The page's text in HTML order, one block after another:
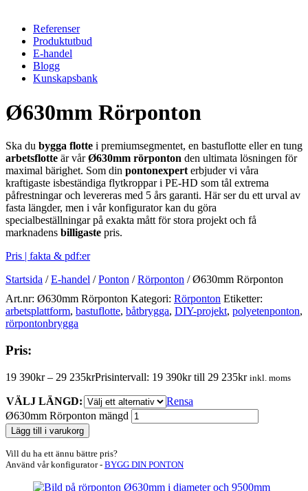
Referenser
Produktutbud
E-handel
Blogg
Kunskapsbank
Ø630mm Rörponton
Ska du bygga flotte i premiumsegmentet, en bastuflotte eller en tung
arbetsflotte är vårØ630mm rörponton den ultimata lösningen för
maximal bärighet. Som din pontonexpert erbjuder vi våra
kraftigaste isbeständiga flytkroppar i PE-HD som tål extrema
påfrestningar och levereras med 5 års garanti. Här ser du ett urval av
fasta längder, men i vår konfigurator kan du göra
specialbeställningar på exakta mått för stora projekt och få
marknadens billigaste pris.
Pris | fakta & pdf:er
Startsida /E-handel /Ponton /Rörponton /Ø630mm Rörponton
Art.nr: Ø630mm Rörponton Kategori: Rörponton Etiketter:
arbetsplattform, bastuflotte, båtbrygga, DIY-projekt, polyetenponton,
rörpontonbrygga
Pris:
19 390kr – 29 235krPrisintervall: 19 390kr till 29 235kr inkl. moms
VÄLJ LÄNGD:
Rensa
Ø630mm Rörponton mängd
Lägg till i varukorg
Vill du ha ett ännu bättre pris?
Använd vår konfigurator - BYGG DIN PONTON